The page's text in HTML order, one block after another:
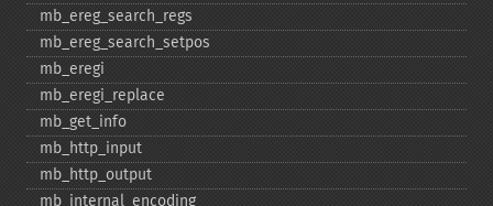
mb_​ereg_​search_​regs
mb_​ereg_​search_​setpos
mb_​eregi
mb_​eregi_​replace
mb_​get_​info
mb_​http_​input
mb_​http_​output
mb_​internal_​encoding